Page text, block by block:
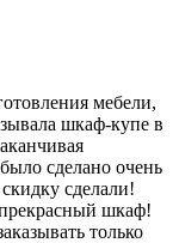
мебели,
шкаф-купе в
сделано очень
сделали!
шкаф!
только